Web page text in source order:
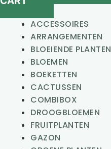
ACCESSOIRES
ARRANGEMENTEN
BLOEIENDE PLANTEN
BLOEMEN
BOEKETTEN
CACTUSSEN
COMBIBOX
DROOGBLOEMEN
FRUITPLANTEN
GAZON